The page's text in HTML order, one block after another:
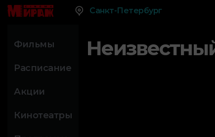
Санкт-Петербург
Фильмы
Расписание
Акции
Кинотеатры